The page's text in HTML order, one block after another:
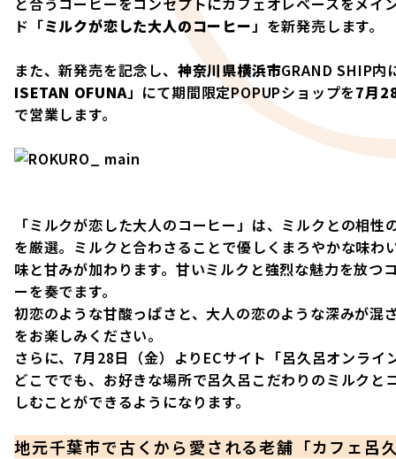
ド「ミルクが恋した大人のコーヒー 」を新発売します。
また、新発売を記念し、 神奈川県横浜市GRAND SHIP内
ISETAN OFUNA 」にて期間限定POPUPショップを7月
で営業します。
「ミルクが恋した大人のコーヒー」は、ミルクとの相
を厳選。ミルクと合わさることで優しくまろやかな味わ
味と甘みが加わります。甘いミルクと強烈な魅力を放つ
ーを奏でます。
初恋のような甘酸っぱさと、大人の恋のような深みが混
をお楽しみください。
さらに、7月28日（金）よりECサイト「呂久呂オンライ
どこででも、お好きな場所で呂久呂こだわりのミルクと
しむことができるようになります。
地元千葉市で古くから愛される老舗「カフェ呂